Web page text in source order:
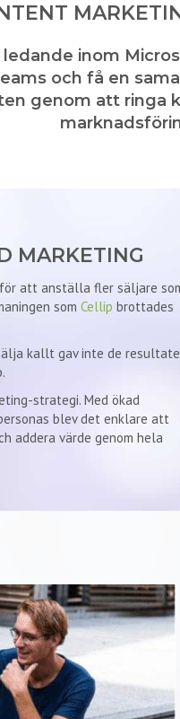
ledande inom
och få en
genom att ringa
MARKETING
att anställa fler säljare
som Cellip brottades
kallt gav inte de
strategi. Med ökad
blev det enklare att
addera värde genom hela